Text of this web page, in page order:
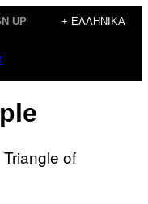
UP + ΕΛΛΗΝΙΚΆ